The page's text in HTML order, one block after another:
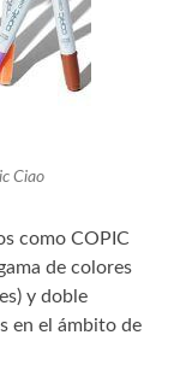
Ciao
como COPIC
de colores
y doble
en el ámbito de